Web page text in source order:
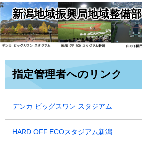
す。
し
て
本
文
新潟地域振興局地域整備部
指定管理者へのリンク
デンカ ビッグスワン スタジアム
HARD OFF ECOスタジアム新潟